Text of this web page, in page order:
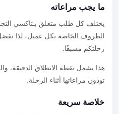
ما يجب مراعاته
يختلف كل طلب متعلق بـتاكسي
الظروف الخاصة بكل عميل، لذا
رحلتكم مسبقًا.
هذا يشمل نقطة الانطلاق الدقيقة،
تودون مراعاتها أثناء الرحلة.
خلاصة سريعة